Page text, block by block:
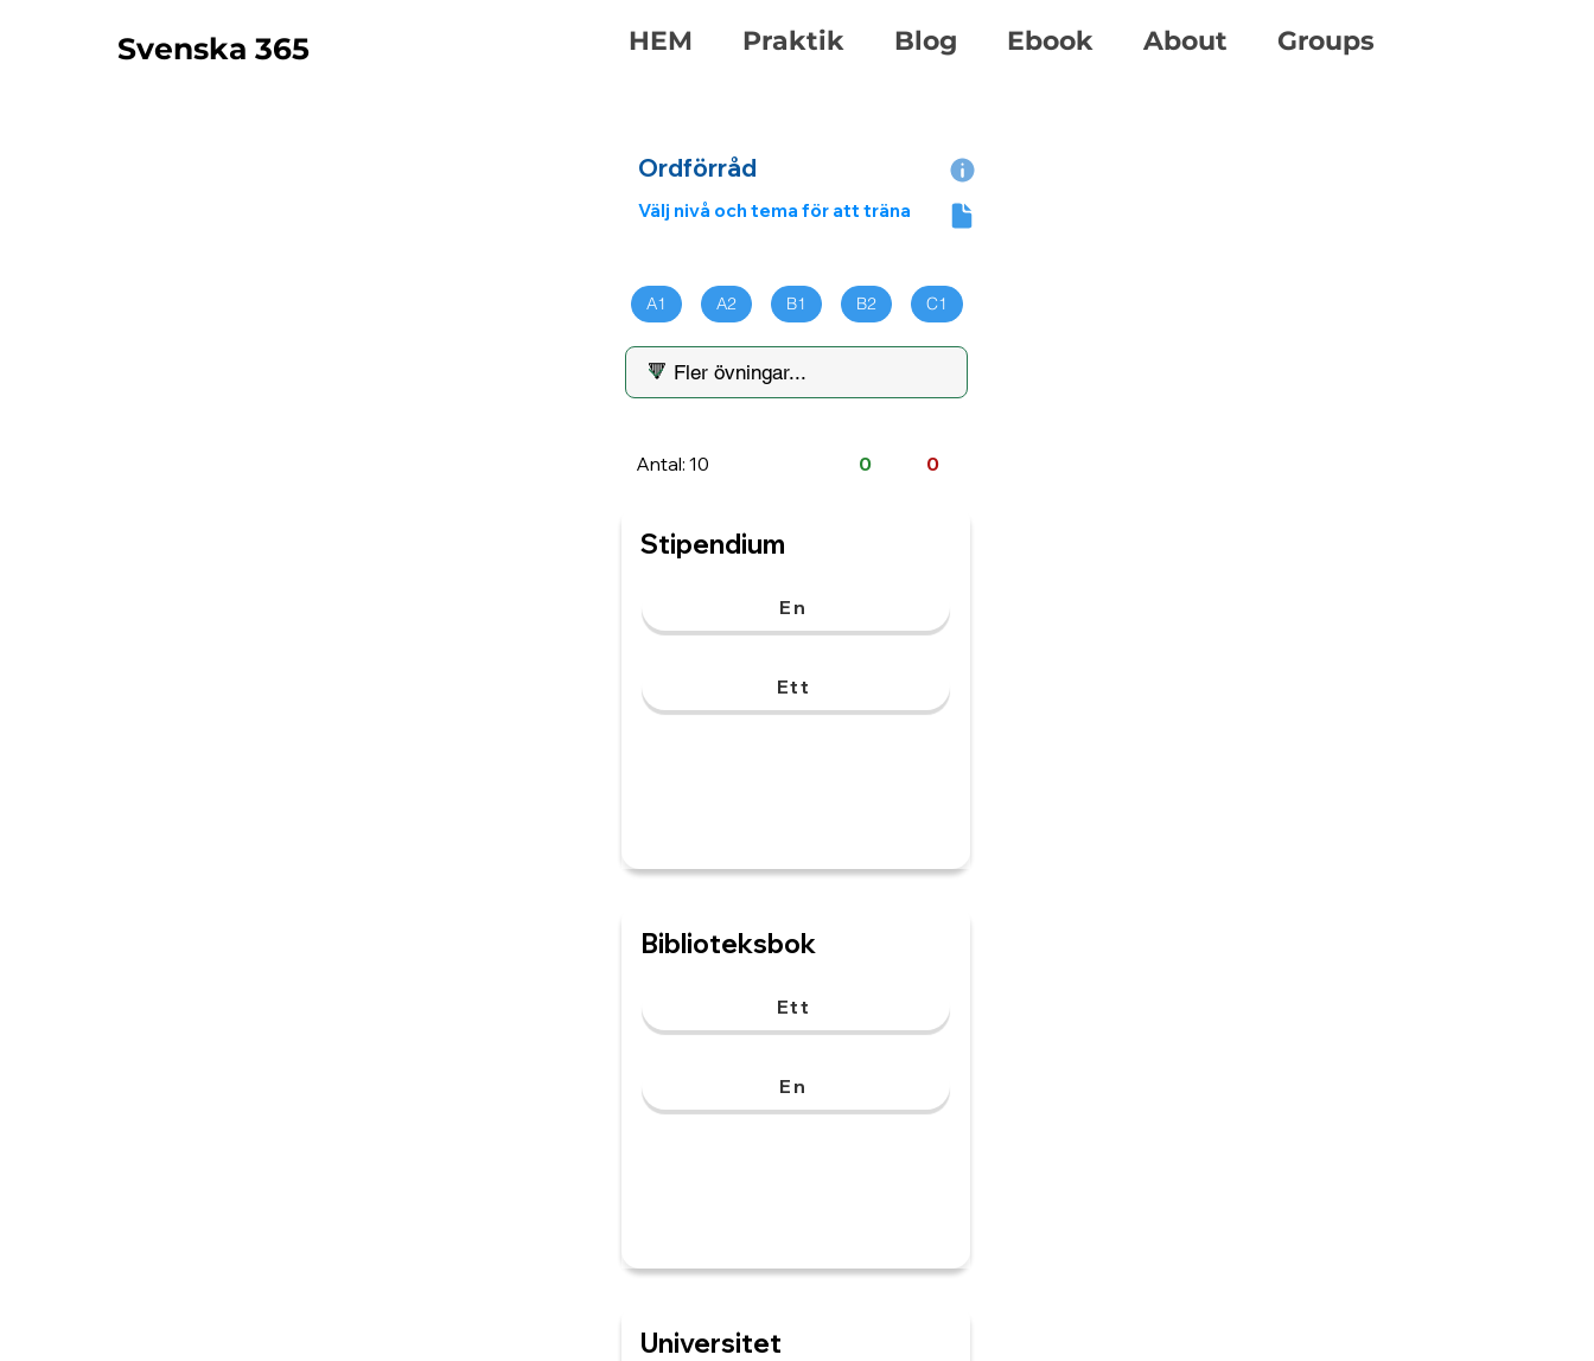
Svenska 365 HEM Praktik Blog Ebook About Groups
Ordförråd
Välj nivå och tema för att träna
A1 A2 B1 B2 C1
Antal: 10 0 0
Stipendium
En
Ett
Biblioteksbok
Ett
En
Universitet